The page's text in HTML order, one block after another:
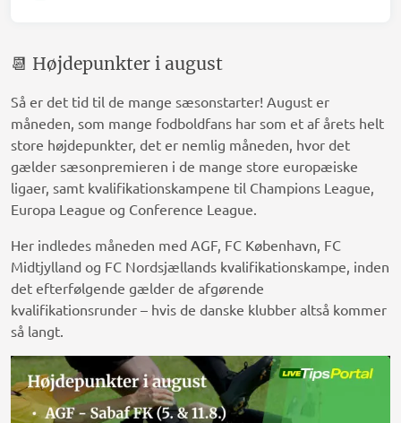
📆 Højdepunkter i august
Så er det tid til de mange sæsonstarter! August er
måneden, som mange fodboldfans har som et af årets helt
store højdepunkter, det er nemlig måneden, hvor det
gælder sæsonpremieren i de mange store europæiske
ligaer, samt kvalifikationskampene til Champions League,
Europa League og Conference League.
Her indledes måneden med AGF, FC København, FC
Midtjylland og FC Nordsjællands kvalifikationskampe, inden
det efterfølgende gælder de afgørende
kvalifikationsrunder – hvis de danske klubber altså kommer
så langt.